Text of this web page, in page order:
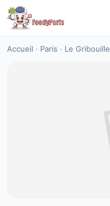
Accueil · Paris · Le Gribouille